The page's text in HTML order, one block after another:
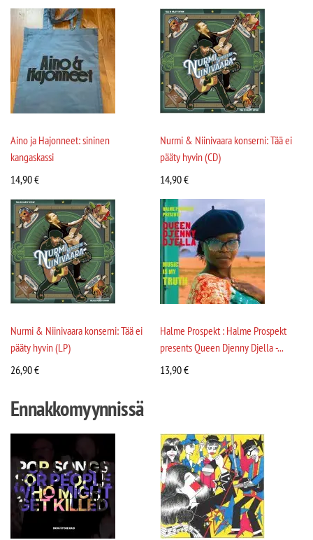
Aino ja Hajonneet: sininen
kangaskassi
14,90€
Nurmi & Niinivaara konserni: Tää ei
pääty hyvin (CD)
14,90€
Nurmi & Niinivaara konserni: Tää ei
pääty hyvin (LP)
26,90€
Halme Prospekt : Halme Prospekt
presents Queen Djenny Djella -...
13,90€
Ennakkomyynnissä